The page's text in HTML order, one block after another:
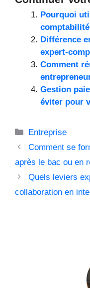
Pourquoi
Différence
expert-
Comment
Gestion
éviter pour
Catégories
Entreprise
Comment se
après le bac ou en
Quels leviers
collaboration en